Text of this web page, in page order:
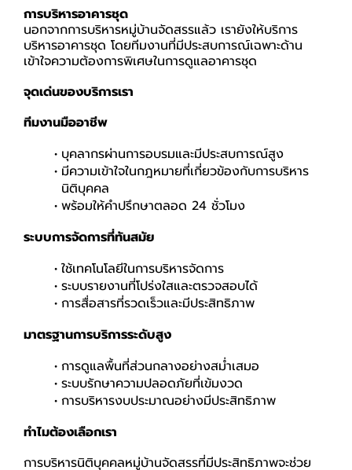
การบริหารอาคารชุด
นอกจากการบริหารหมู่บ้านจัดสรรแล้ว เรายังให้บริการ
บริหารอาคารชุด โดยทีมงานที่มีประสบการณ์เฉพาะด้าน
เข้าใจความต้องการพิเศษในการดูแลอาคารชุด
จุดเด่นของบริการเรา
ทีมงานมืออาชีพ
บุคลากรผ่านการอบรมและมีประสบการณ์สูง
มีความเข้าใจในกฎหมายที่เกี่ยวข้องกับการบริหาร
นิติบุคคล
พร้อมให้คำปรึกษาตลอด 24 ชั่วโมง
ระบบการจัดการที่ทันสมัย
ใช้เทคโนโลยีในการบริหารจัดการ
ระบบรายงานที่โปร่งใสและตรวจสอบได้
การสื่อสารที่รวดเร็วและมีประสิทธิภาพ
มาตรฐานการบริการระดับสูง
การดูแลพื้นที่ส่วนกลางอย่างสม่ำเสมอ
ระบบรักษาความปลอดภัยที่เข้มงวด
การบริหารงบประมาณอย่างมีประสิทธิภาพ
ทำไมต้องเลือกเรา
การบริหารนิติบุคคลหมู่บ้านจัดสรรที่มีประสิทธิภาพจะช่วย